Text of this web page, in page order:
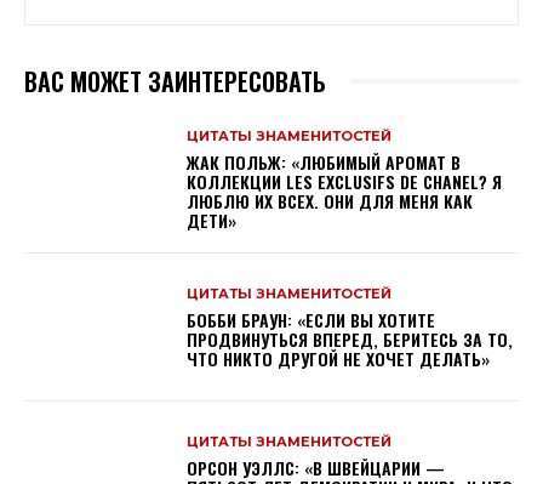
ВАС МОЖЕТ ЗАИНТЕРЕСОВАТЬ
ЦИТАТЫ ЗНАМЕНИТОСТЕЙ
ЖАК ПОЛЬЖ: «ЛЮБИМЫЙ АРОМАТ В
КОЛЛЕКЦИИ LES EXCLUSIFS DE CHANEL? Я
ЛЮБЛЮ ИХ ВСЕХ. ОНИ ДЛЯ МЕНЯ КАК
ДЕТИ»
ЦИТАТЫ ЗНАМЕНИТОСТЕЙ
БОББИ БРАУН: «ЕСЛИ ВЫ ХОТИТЕ
ПРОДВИНУТЬСЯ ВПЕРЕД, БЕРИТЕСЬ ЗА ТО,
ЧТО НИКТО ДРУГОЙ НЕ ХОЧЕТ ДЕЛАТЬ»
ЦИТАТЫ ЗНАМЕНИТОСТЕЙ
ОРСОН УЭЛЛС: «В ШВЕЙЦАРИИ —